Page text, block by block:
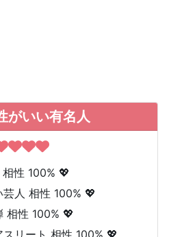
がいい有名人
性 100% 💖
芸人 相性 100% 💖
相性 100% 💖